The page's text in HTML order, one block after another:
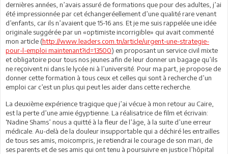
dernières années, n’avais assuré de formations que pour des adultes, j’ai
été impressionnée par cet échangeréellement d’une qualité rare venant
d’enfants, car ils n’avaient que 15-16 ans. Et je me suis rappelée une idée
originale suggérée par un «optimiste incorrigible» qui avait commenté
mon article (http://www.leaders.com.tn/article/urgent-une-strategie-
pour-l-emploi maintenant?id=13500) en proposant un service civil mixte
et obligatoire pour tous nos jeunes afin de leur donner un bagage qu’ils
ne reçoivent ni dans le lycée ni à l’université. Pour ma part, je propose de
donner cette formation à tous ceux et celles qui sont à recherche d’un
emploi car c’est un plus qui peut les aider dans cette recherche.
La deuxième expérience tragique que j’ai vécue à mon retour au Caire,
est la perte d’une amie égyptienne. La réalisatrice de film et écrivain:
‘Nadine Shams’ nous a quitté à la fleur de l’âge, à la suite d’une erreur
médicale. Au-delà de la douleur insupportable qui a déchiré les entrailles
de tous ses amis, moicompris, je retiendrai le courage de son mari, de
ses parents et de ses amis qui ont tenu à poursuivre en justice l’hôpital